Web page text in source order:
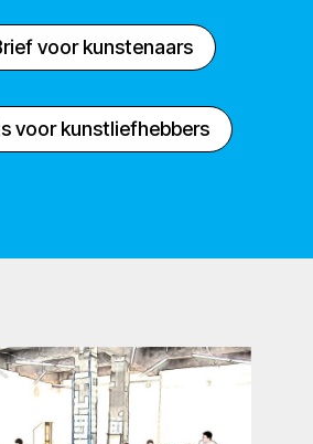
voor kunstenaars
voor kunstliefhebbers